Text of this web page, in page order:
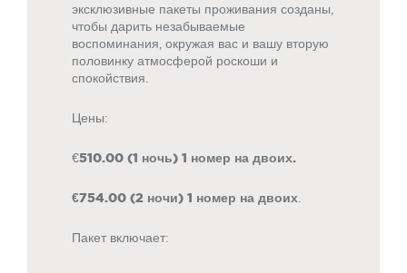
эксклюзивные пакеты проживания созданы,
чтобы дарить незабываемые
воспоминания, окружая вас и вашу вторую
половинку атмосферой роскоши и
спокойствия.
Цены:
€510.00 (1 ночь) 1 номер на двоих.
€754.00 (2 ночи) 1 номер на двоих
Пакет включает: